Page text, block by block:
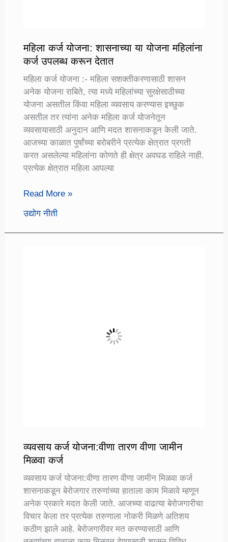
महिला कर्ज योजना: शासनाच्या या योजना महिलांना
कर्ज उपलब्ध करून देतात
महिला कर्ज योजना :- महिला सशक्तीकरणासाठी शासन
अनेक योजना राबिते, त्या मध्ये महिलांच्या सुरक्षेसाठीच्या
योजना असतील किंवा महिला व्यवसाय करण्यास इच्छुक
असतील तर त्यांना अनेक महिला कर्ज योजनेतून
व्यवसायासाठी अनुदान आणि मदत शासनाकडून केली जाते.
आजच्या काळात पुर्षांच्या बरोबरीने प्रत्येक क्षेत्रात प्रगती
करत असलेल्या महिलांना कोणते ही क्षेत्र अवघड राहिले नाही.
प्रत्येक क्षेत्रात महिला आपल्या
महिला
योजना:
शासनाच्या
Read More »
उद्योग नीती
व्यवसाय कर्ज योजना:वीणा तारण वीणा जामीन
मिळवा कर्ज
व्यवसाय कर्ज योजना:वीणा तारण वीणा जामीन मिळवा कर्ज
शासनाकडून बेरोजगार तरुणांच्या हाताला काम मिळावे म्हणून
अनेक प्रकारे मदत केली जाते. आजच्या वाढत्या बेरोजगारीचा
विचार केला तर प्रत्येक तरुणाला नोकरी मिळणे अतिशय
कठीण झाले आहे. बेरोजगारीवर मत करण्यासाठी आणि